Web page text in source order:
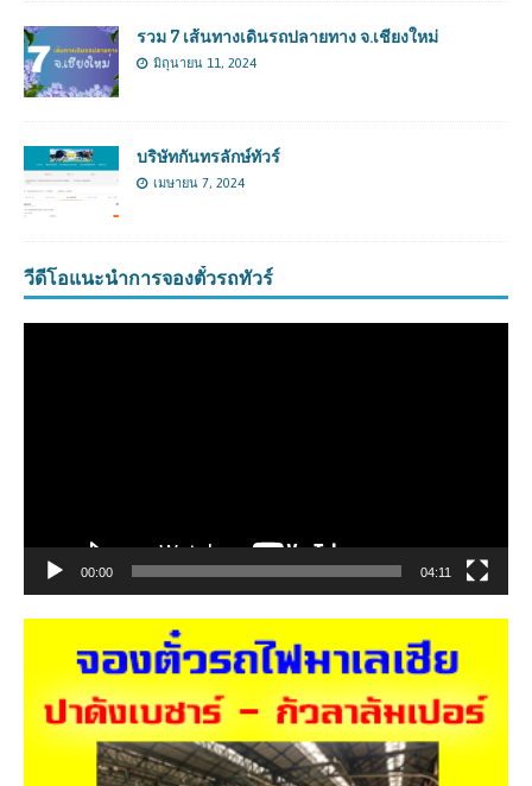
รวม 7 เส้นทางเดินรถปลายทาง จ.เชียงใหม่
มิถุนายน 11, 2024
บริษัทกันทรลักษ์ทัวร์
เมษายน 7, 2024
วีดีโอแนะนำการจองตั๋วรถทัวร์
00:00 04:11